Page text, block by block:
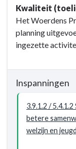
Opgave:
Kansrijk
Woerden
3.9.1
Kwaliteit
Het Woerdens
planning
ingezette
Inspanningen
3.9.1.2 /
betere
welzijn en